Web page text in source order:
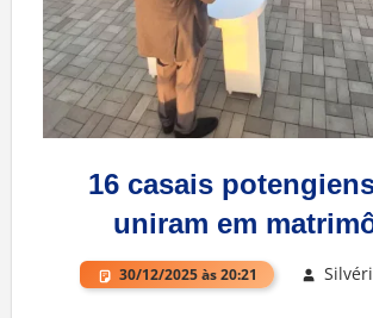
16 casais
uniram em
30/12/2025 às 20:21